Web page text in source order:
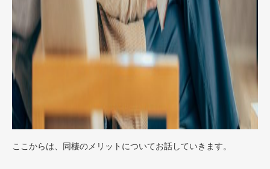
ここからは、同棲のメリットについてお話していきます。